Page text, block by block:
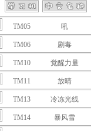
TM05 吼
TM06 剧毒
TM10 觉醒力量
TM11 放晴
TM13 冷冻光线
TM14 暴风雪